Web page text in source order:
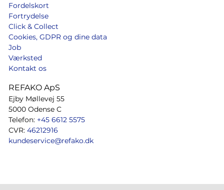
Fordelskort
Fortrydelse
Click & Collect
Cookies, GDPR og dine data
Job
Værksted
Kontakt os
REFAKO ApS
Ejby Møllevej 55
5000 Odense C
Telefon: +45 6612 5575
CVR: 46212916
kundeservice@refako.dk